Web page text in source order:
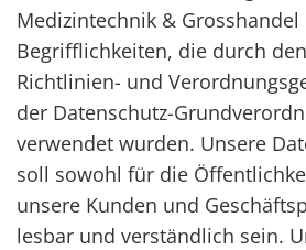
Medizintechnik &
Begrifflichkeiten, die durch
Richtlinien- und
der Datenschutz-
verwendet wurden. Unsere
soll sowohl für die
unsere Kunden und
lesbar und verständlich sein.